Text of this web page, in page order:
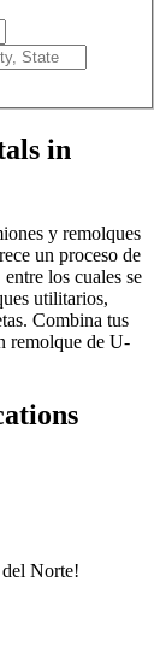
in
y remolques
un proceso de
los cuales se
utilitarios,
Combina tus
remolque de U-
del Norte!